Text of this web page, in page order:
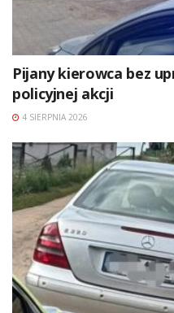
Pijany kierowca bez
policyjnej akcji
4 SIERPNIA 2026